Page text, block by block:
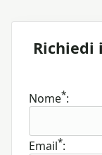
Richiedi
Nome*:
Email*: